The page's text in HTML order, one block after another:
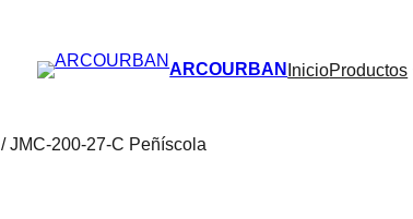
ARCOURBAN InicioProductos
/ JMC-200-27-C Peñíscola